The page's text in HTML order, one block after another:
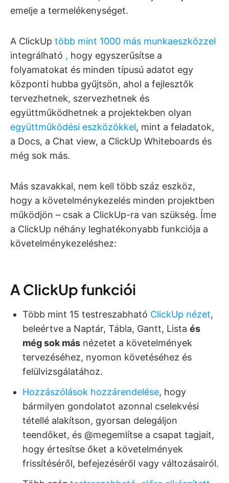
emelje a termelékenységet.
A ClickUp több mint 1000 más munkaeszközzel
integrálható , hogy egyszerűsítse a
folyamatokat és minden típusú adatot egy
központi hubba gyűjtsön, ahol a fejlesztők
tervezhetnek, szervezhetnek és
együttműködhetnek a projektekben olyan
együttműködési eszközökkel, mint a feladatok,
a Docs, a Chat view, a ClickUp Whiteboards és
még sok más.
Más szavakkal, nem kell több száz eszköz,
hogy a követelménykezelés minden projektben
működjön – csak a ClickUp-ra van szükség. Íme
a ClickUp néhány leghatékonyabb funkciója a
követelménykezeléshez:
A ClickUp funkciói
Több mint 15 testreszabható ClickUp nézet,
beleértve a Naptár, Tábla, Gantt, Lista és
még sok más nézetet a követelmények
tervezéséhez, nyomon követéséhez és
felülvizsgálatához.
Hozzászólások hozzárendelése, hogy
bármilyen gondolatot azonnal cselekvési
tétellé alakítson, gyorsan delegáljon
teendőket, és @megemlítse a csapat tagjait,
hogy értesítse őket a követelmények
frissítéséről, befejezéséről vagy változásairól.